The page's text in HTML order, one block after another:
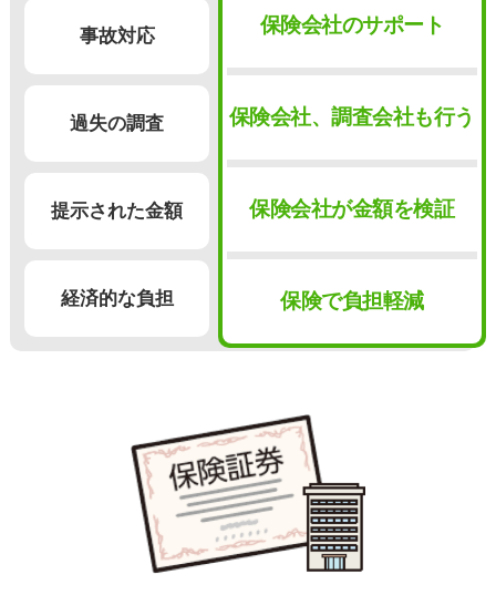
保険会社のサポート
保険会社、調査会社も行う
保険会社が金額を検証
保険で負担軽減
事故対応
過失の調査
提示された金額
経済的な負担